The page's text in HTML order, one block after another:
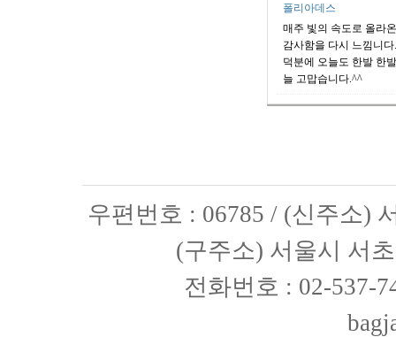
폴리아데스
매주 빛의 속도로 올라
감사함을 다시 느낌니
덕분에 오늘도 한발 한
늘 고맙습니다.^^
우편번호 : 06785 / (신주소)
(구주소) 서울시 서
전화번호 : 02-537-